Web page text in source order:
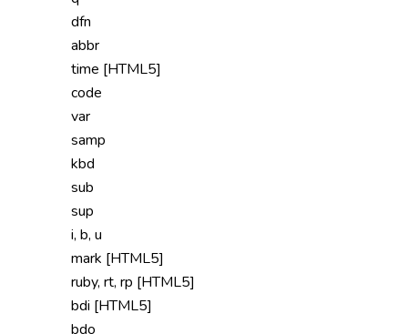
dfn
abbr
time [HTML5]
code
var
samp
kbd
sub
sup
i, b, u
mark [HTML5]
ruby, rt, rp [HTML5]
bdi [HTML5]
bdo